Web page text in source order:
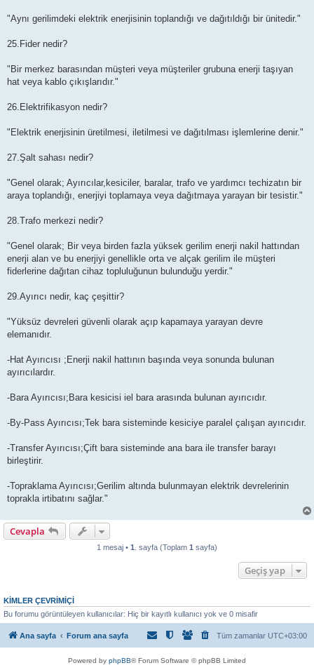
"Aynı gerilimdeki elektrik enerjisinin toplandığı ve dağıtıldığı bir ünitedir."
25.Fider nedir?
"Bir merkez barasından müşteri veya müşteriler grubuna enerji taşıyan
hat veya kablo çıkışlarıdır."
26.Elektrifikasyon nedir?
"Elektrik enerjisinin üretilmesi, iletilmesi ve dağıtılması işlemlerine denir."
27.Şalt sahası nedir?
"Genel olarak; Ayırıcılar,kesiciler, baralar, trafo ve yardımcı techizatın bir
araya toplandığı, enerjiyi toplamaya veya dağıtmaya yarayan bir tesistir."
28.Trafo merkezi nedir?
"Genel olarak; Bir veya birden fazla yüksek gerilim enerji nakil hattından
enerji alan ve bu enerjiyi genellikle orta ve alçak gerilim ile müşteri
fiderlerine dağıtan cihaz topluluğunun bulunduğu yerdir."
29.Ayırıcı nedir, kaç çeşittir?
"Yüksüz devreleri güvenli olarak açıp kapamaya yarayan devre
elemanıdır.
-Hat Ayırıcısı ;Enerji nakil hattının başında veya sonunda bulunan
ayırıcılardır.
-Bara Ayırıcısı;Bara kesicisi iel bara arasında bulunan ayırıcıdır.
-By-Pass Ayırıcısı;Tek bara sisteminde kesiciye paralel çalışan ayırıcıdır.
-Transfer Ayırıcısı;Çift bara sisteminde ana bara ile transfer barayı
birleştirir.
-Topraklama Ayırıcısı;Gerilim altında bulunmayan elektrik devrelerinin
toprakla irtibatını sağlar."
Cevapla
1 mesaj • 1 . sayfa (Toplam 1 sayfa)
Geçiş yap
KIMLER ÇEVRIMIÇI
Bu forumu görüntüleyen kullanıcılar: Hiç bir kayıtlı kullanıcı yok ve 0 misafir
Ana sayfa Forum ana sayfa Tüm zamanlar UTC+03:00
Powered by phpBB® Forum Software © phpBB Limited